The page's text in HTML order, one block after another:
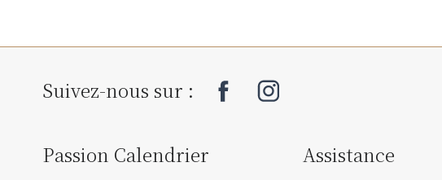
Suivez-nous sur :
Passion Calendrier Assistance